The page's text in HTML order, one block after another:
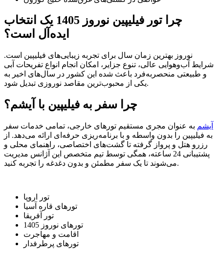
چرا تور فیلیپین نوروز 1405 یک انتخاب
ایده‌آل است؟
نوروز بهترین زمان سال برای تجربه زیبایی‌های فیلیپین است.
شرایط آب‌وهوایی عالی، تنوع جزایر، امکان انجام انواع تفریحات آبی
و طبیعتی منحصر‌به‌فرد باعث شده این کشور در سال‌های اخیر به
یکی از محبوب‌ترین مقاصد نوروزی تبدیل شود.
چرا سفر به فیلیپین با آیشم؟
آیشم به عنوان مجری مستقیم تورهای خارجی، تمامی خدمات سفر
به فیلیپین را بدون واسطه و با برنامه‌ریزی حرفه‌ای ارائه می‌دهد. از
رزرو هتل و پرواز گرفته تا گشت‌های اختصاصی، راهنمای محلی و
پشتیبانی 24 ساعته، همگی توسط تیم متخصص این آژانس مدیریت
می‌شوند تا یک سفر مطمئن و بدون دغدغه را تجربه کنید.
تور اروپا
تورهای قاره آسیا
تور آفریقا
تورهای نوروز 1405
اقامت و مهاجرت
تورهای پرطرفدار